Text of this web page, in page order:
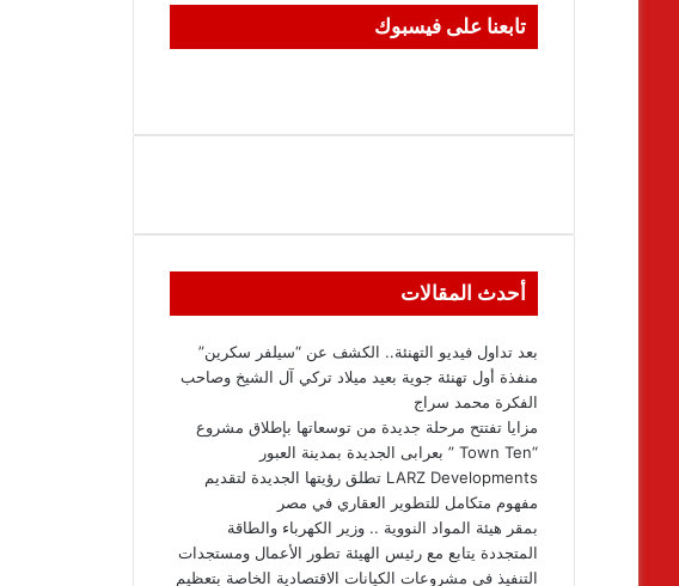
تابعنا على فيسبوك
أحدث المقالات
بعد تداول فيديو التهنئة.. الكشف عن “سيلفر سكرين”
منفذة أول تهنئة جوية بعيد ميلاد تركي آل الشيخ وصاحب
الفكرة محمد سراج
مزايا تفتتح مرحلة جديدة من توسعاتها بإطلاق مشروع
“Town Ten ” بعرابى الجديدة بمدينة العبور
LARZ Developments تطلق رؤيتها الجديدة لتقديم
مفهوم متكامل للتطوير العقاري في مصر
بمقر هيئة المواد النووية .. وزير الكهرباء والطاقة
المتجددة يتابع مع رئيس الهيئة تطور الأعمال ومستجدات
التنفيذ فى مشروعات الكيانات الاقتصادية الخاصة بتعظيم